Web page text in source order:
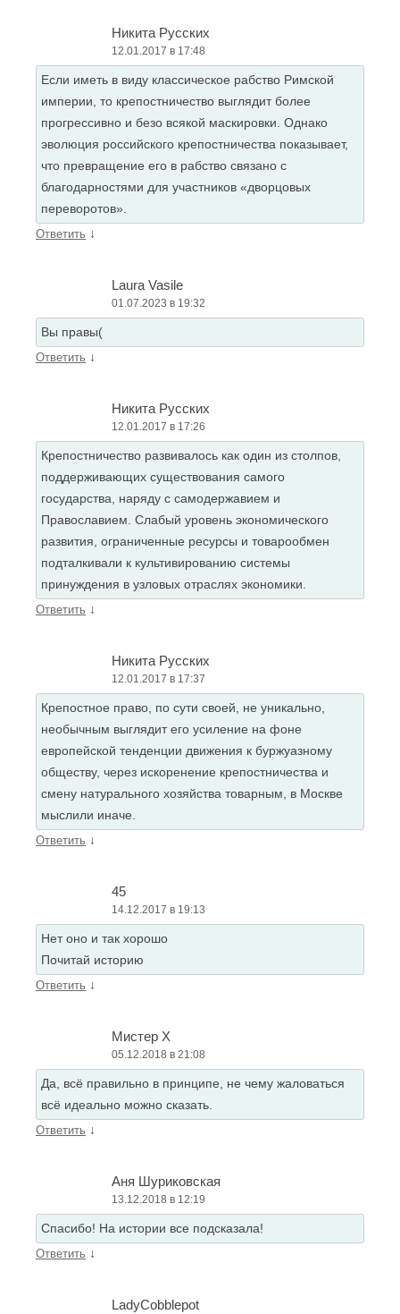
Никита Русских
12.01.2017 в 17:48
Если иметь в виду классическое рабство Римской
империи, то крепостничество выглядит более
прогрессивно и безо всякой маскировки. Однако
эволюция российского крепостничества показывает,
что превращение его в рабство связано с
благодарностями для участников «дворцовых
переворотов».
Ответить ↓
Laura Vasile
01.07.2023 в 19:32
Вы правы(
Ответить ↓
Никита Русских
12.01.2017 в 17:26
Крепостничество развивалось как один из столпов,
поддерживающих существования самого
государства, наряду с самодержавием и
Православием. Слабый уровень экономического
развития, ограниченные ресурсы и товарообмен
подталкивали к культивированию системы
принуждения в узловых отраслях экономики.
Ответить ↓
Никита Русских
12.01.2017 в 17:37
Крепостное право, по сути своей, не уникально,
необычным выглядит его усиление на фоне
европейской тенденции движения к буржуазному
обществу, через искоренение крепостничества и
смену натурального хозяйства товарным, в Москве
мыслили иначе.
Ответить ↓
45
14.12.2017 в 19:13
Нет оно и так хорошо
Почитай историю
Ответить ↓
Мистер X
05.12.2018 в 21:08
Да, всё правильно в принципе, не чему жаловаться
всё идеально можно сказать.
Ответить ↓
Аня Шуриковская
13.12.2018 в 12:19
Спасибо! На истории все подсказала!
Ответить ↓
LadyCobblepot